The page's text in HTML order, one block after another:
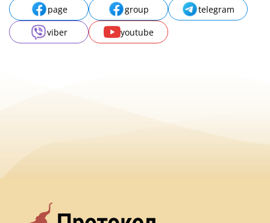
page group
telegram
viber
youtube